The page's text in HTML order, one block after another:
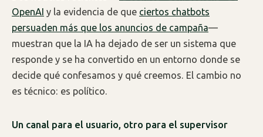
OpenAI y la evidencia de que ciertos chatbots
persuaden más que los anuncios de campaña—
muestran que la IA ha dejado de ser un sistema que
responde y se ha convertido en un entorno donde se
decide qué confesamos y qué creemos. El cambio no
es técnico: es político.
Un canal para el usuario, otro para el supervisor